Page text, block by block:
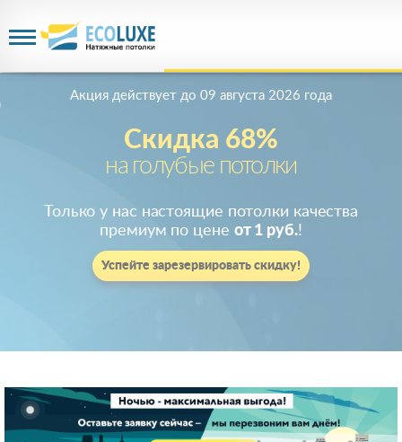
Скидка 68%
на голубые потолки
Акция действует до 09 августа 2026 года
Только у нас настоящие потолки качества
премиум по цене от 1 руб.!
Успейте зарезервировать скидку!